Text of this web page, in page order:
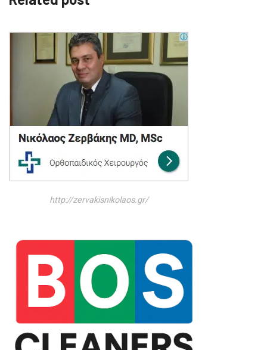
http://zervakisnikolaos.gr/